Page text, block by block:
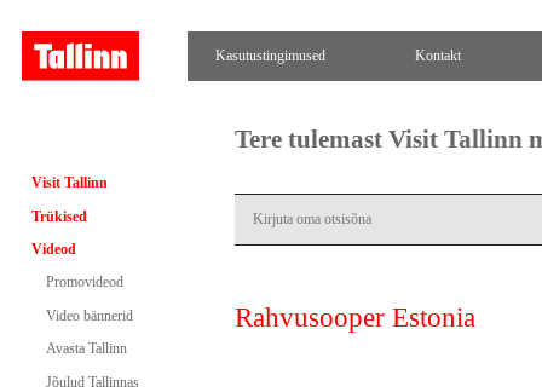
Kasutustingimused Kontakt
Visit Tallinn
Trükised
Videod
Promovideod
Video bännerid
Avasta Tallinn
Jõulud Tallinnas
Tere tulemast Visit Tallinn
Rahvusooper Estonia